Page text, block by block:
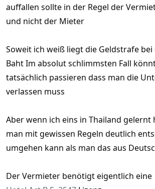
auffallen sollte in der Regel der
und nicht der Mieter
Soweit ich weiß liegt die Geldstrafe
Baht Im absolut schlimmsten Fall
tatsächlich passieren dass man die
verlassen muss
Aber wenn ich eins in Thailand gelernt
man mit gewissen Regeln deutlich
umgehen kann als man das aus
Der Vermieter benötigt eigentlich eine